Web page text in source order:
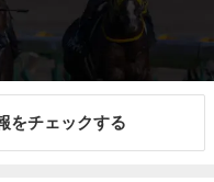
をチェックする